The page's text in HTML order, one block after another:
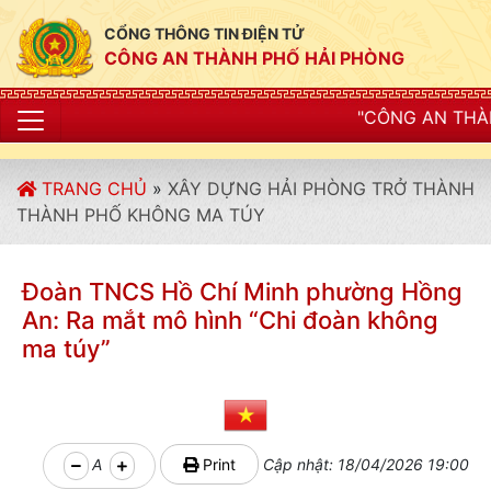
CỔNG THÔNG TIN ĐIỆN TỬ
CÔNG AN THÀNH PHỐ HẢI PHÒNG
"CÔNG AN THÀNH PHỐ HẢI PHÒNG
TRANG CHỦ » XÂY DỰNG HẢI PHÒNG TRỞ THÀNH
THÀNH PHỐ KHÔNG MA TÚY
Đoàn TNCS Hồ Chí Minh phường Hồng
An: Ra mắt mô hình “Chi đoàn không
ma túy”
A Print Cập nhật: 18/04/2026 19:00